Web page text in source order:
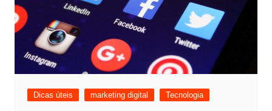
Dicas úteis marketing digital Tecnologia